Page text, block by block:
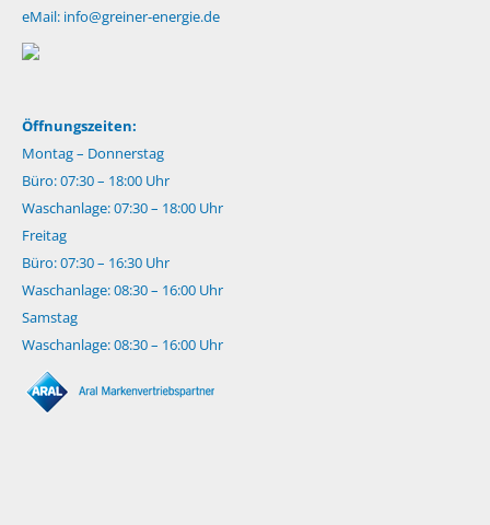
eMail: info@greiner-energie.de
Öffnungszeiten:
Montag – Donnerstag
Büro: 07:30 – 18:00 Uhr
Waschanlage: 07:30 – 18:00 Uhr
Freitag
Büro: 07:30 – 16:30 Uhr
Waschanlage: 08:30 – 16:00 Uhr
Samstag
Waschanlage: 08:30 – 16:00 Uhr